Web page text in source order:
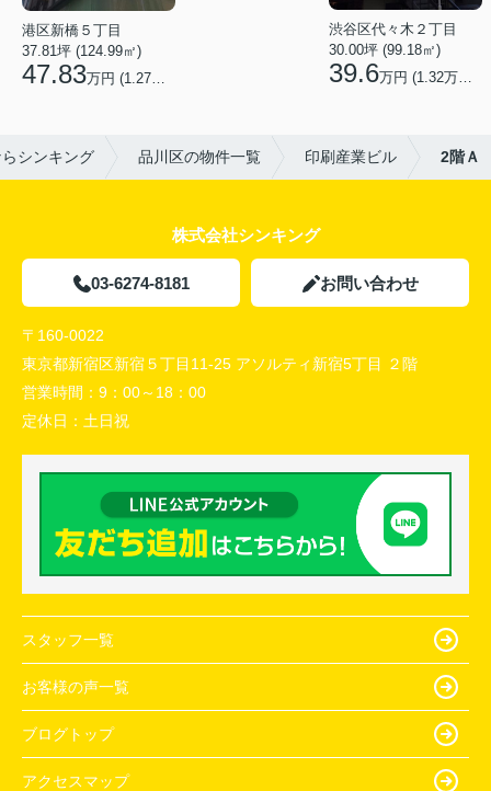
港区新橋５丁目
37.81坪 (124.99㎡)
47.83万円 (1.27万円/坪)
渋谷区代々木２丁目
30.00坪 (99.18㎡)
39.6万円 (1.32万円/坪)
シンキング 品川区の物件一覧 印刷産業ビル 2階Ａ
株式会社シンキング
03-6274-8181 お問い合わせ
〒160-0022
東京都新宿区新宿５丁目11-25 アソルティ新宿5丁目 ２階
営業時間： 9：00～18：00
定休日： 土日祝
スタッフ一覧
お客様の声一覧
ブログトップ
アクセスマップ